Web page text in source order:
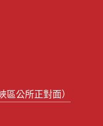
區公所正對面）